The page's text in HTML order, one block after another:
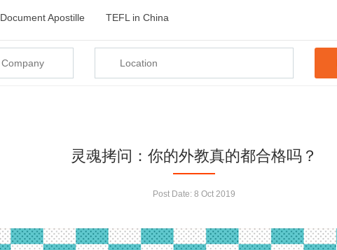
Document Apostille TEFL in China
灵魂拷问：你的外教真的都合格吗？
Post Date: 8 Oct 2019